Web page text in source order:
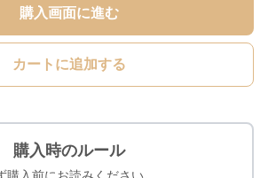
購入画面に進む
カートに追加する
購入時のルール